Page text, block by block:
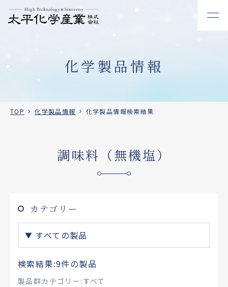
化学製品情報
TOP 化学製品情報 化学製品情報検索結果
調味料（無機塩）
カテゴリー
すべての製品
検索結果:9件の製品
製品群カテゴリー すべて